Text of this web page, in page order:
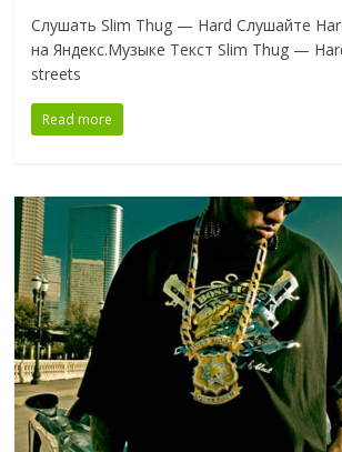
Слушать Slim Thug — Hard Слушайте
на Яндекс.Музыке Текст Slim Thug —
streets
Read more